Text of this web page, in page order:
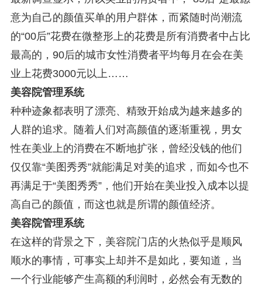
意为自己的颜值买单的用户群体，而紧随时尚潮流
的“00后”花费在微整形上的花费是所有消费者中占比
最高的，90后的城市女性消费者平均每月在会在美
业上花费3000元以上……
美容院管理系统
种种迹象都表明了漂亮、精致开始成为越来越多的
人群的追求。随着人们对高颜值的逐渐重视，男女
性在美业上的消费在不断地扩张，曾经没钱的他们
仅仅靠“美图秀秀”就能满足对美的追求，而如今也不
再满足于“美图秀秀”，他们开始在美业投入成本以提
高自己的颜值，而这也就是所谓的颜值经济。
美容院管理系统
在这样的背景之下，美容院门店的火热似乎是顺风
顺水的事情，可事实上却并不是如此，要知道，当
一个行业能够产生高额的利润时，必然会有无数的